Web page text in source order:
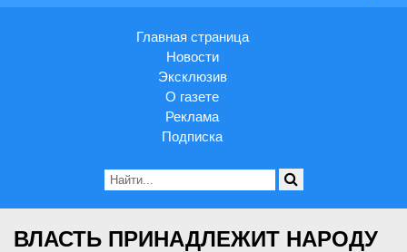
Главная страница
Новости
Эксклюзив
О газете
Реклама
Подписка
ВЛАСТЬ ПРИНАДЛЕЖИТ НАРОДУ